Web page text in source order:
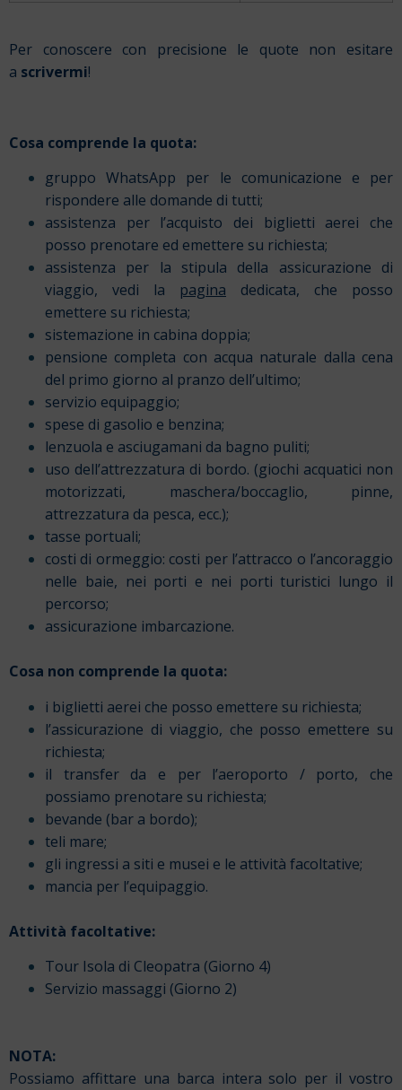
Per conoscere con precisione le quote non esitare
a scrivermi!
Cosa comprende la quota:
gruppo WhatsApp per le comunicazione e per
rispondere alle domande di tutti;
assistenza per l’acquisto dei biglietti aerei che
posso prenotare ed emettere su richiesta;
assistenza per la stipula della assicurazione di
viaggio, vedi la pagina dedicata, che posso
emettere su richiesta;
sistemazione in cabina doppia;
pensione completa con acqua naturale dalla cena
del primo giorno al pranzo dell’ultimo;
servizio equipaggio;
spese di gasolio e benzina;
lenzuola e asciugamani da bagno puliti;
uso dell’attrezzatura di bordo. (giochi acquatici non
motorizzati, maschera/boccaglio, pinne,
attrezzatura da pesca, ecc.);
tasse portuali;
costi di ormeggio: costi per l’attracco o l’ancoraggio
nelle baie, nei porti e nei porti turistici lungo il
percorso;
assicurazione imbarcazione.
Cosa non comprende la quota:
i biglietti aerei che posso emettere su richiesta;
l’assicurazione di viaggio, che posso emettere su
richiesta;
il transfer da e per l’aeroporto / porto, che
possiamo prenotare su richiesta;
bevande (bar a bordo);
teli mare;
gli ingressi a siti e musei e le attività facoltative;
mancia per l’equipaggio.
Attività facoltative:
Tour Isola di Cleopatra (Giorno 4)
Servizio massaggi (Giorno 2)
NOTA:
Possiamo affittare una barca intera solo per il vostro